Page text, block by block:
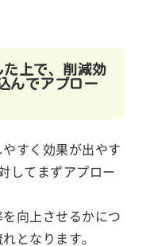
た上で、削減効
んでアプロー
すく効果が出やす
してまずアプロー
向上させるかにつ
となります。